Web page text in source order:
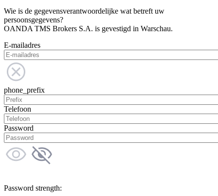
Wie is de gegevensverantwoordelijke wat betreft uw
persoonsgegevens?
OANDA TMS Brokers S.A. is gevestigd in Warschau.
E-mailadres
phone_prefix
Telefoon
Password
Password strength: